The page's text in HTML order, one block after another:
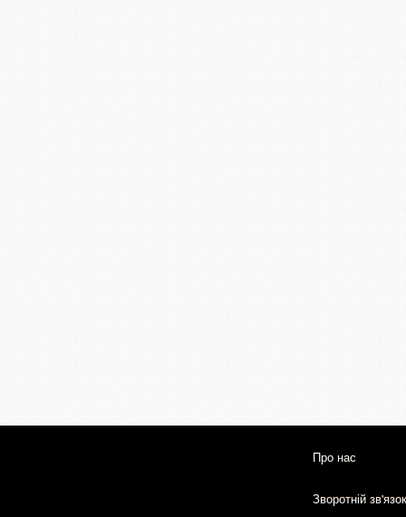
Про нас
Зворотній зв'язок